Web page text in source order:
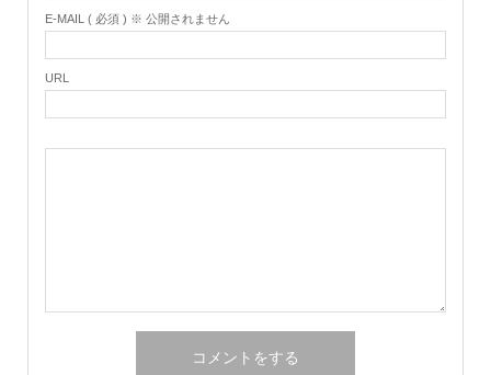
E-MAIL ( 必須 ) ※ 公開されません
URL